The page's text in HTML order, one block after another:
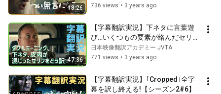
18:26
736 views • 3 years ago
47:36
【字幕翻訳実況】下ネタに言葉遊
び…いくつもの要素が絡んだセリフ
を訳す シーズン2#5
日本映像翻訳アカデミー JVTA
771 views • 3 years ago
【字幕翻訳実況】｢Cropped｣全字
幕を訳し終える!【シーズン2#6】